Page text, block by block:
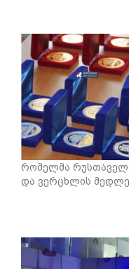
რომელმა
და ვერცხლის